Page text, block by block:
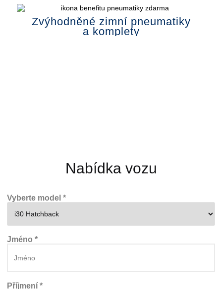
Zvýhodněné zimní pneumatiky
a komplety
Nabídka vozu
Vyberte model *
Jméno *
Příjmení *